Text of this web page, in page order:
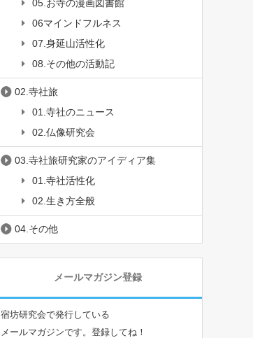
05.お寺の漫画図書館
06マインドフルネス
07.身延山活性化
08.その他の活動記
02.寺社旅
01.寺社のニュース
02.仏像研究会
03.寺社旅研究家のアイディア集
01.寺社活性化
02.生き方全般
04.その他
メールマガジン登録
宿坊研究会で発行している
メールマガジンです。登録してね！